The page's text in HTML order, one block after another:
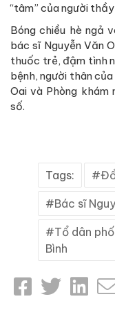
“tâm” của người
Bóng chiều hè ngả
bác sĩ Nguyễn Văn
thuốc trẻ, đậm tình
bệnh, người thân
Oai và Phòng
số.
Tags:
Bác sĩ
Tổ dân
Bình